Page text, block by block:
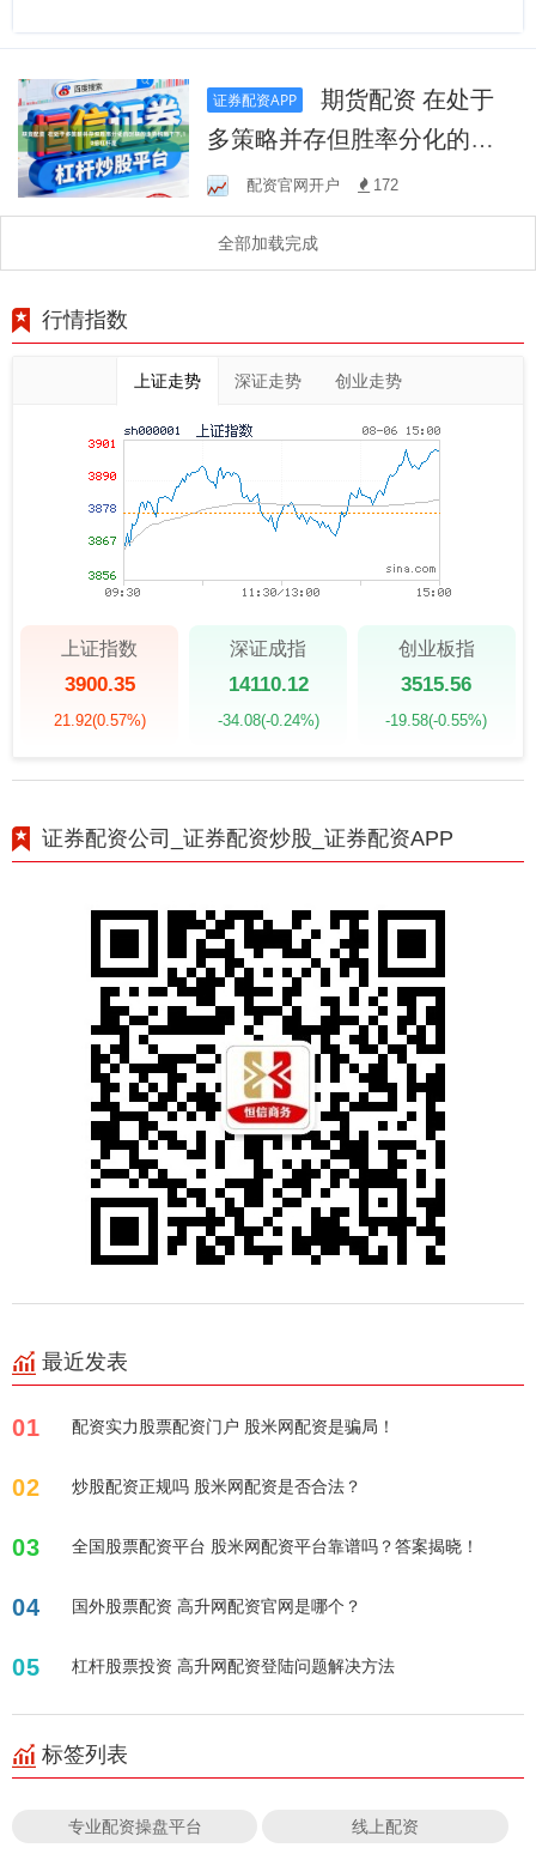
证券配资APP
期货配资 在处于
多策略并存但胜率分化的时
期的走势格局下下,10倍杠杆
是
配资官网开户 172
全部加载完成
行情指数
上证走势 深证走势 创业走势
上证指数
3900.35
21.92(0.57%)
深证成指
14110.12
-34.08(-0.24%)
创业板指
3515.56
-19.58(-0.55%)
证券配资公司_证券配资炒股_证券配资APP
最近发表
01 配资实力股票配资门户 股米网配资是骗局！
02 炒股配资正规吗 股米网配资是否合法？
03 全国股票配资平台 股米网配资平台靠谱吗？答案揭晓！
04 国外股票配资 高升网配资官网是哪个？
05 杠杆股票投资 高升网配资登陆问题解决方法
标签列表
专业配资操盘平台 线上配资